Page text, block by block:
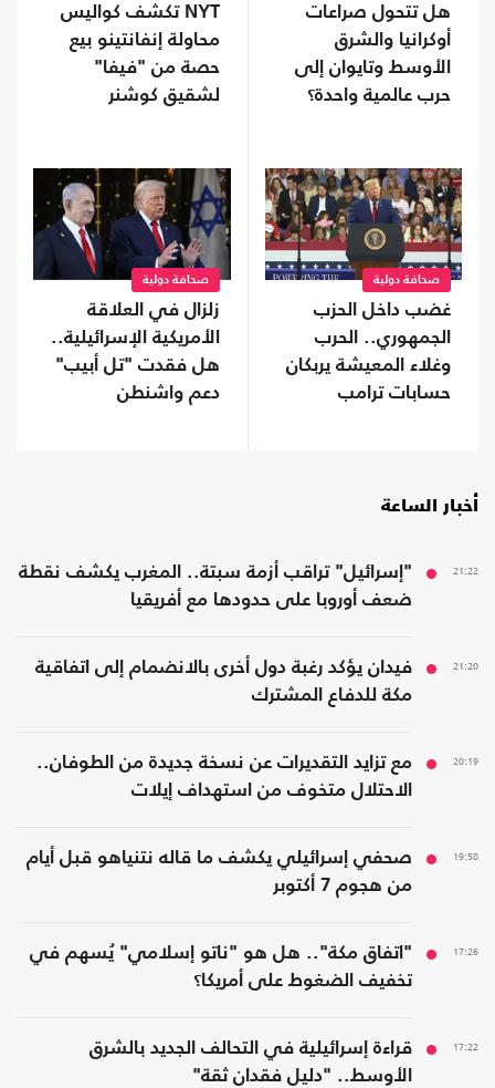
هل تتحول صراعات
أوكرانيا والشرق
الأوسط وتايوان إلى
حرب عالمية واحدة؟
NYT تكشف كواليس
محاولة إنفانتينو بيع
حصة من "فيفا"
لشقيق كوشنر
صحافة دولية
غضب داخل الحزب
الجمهوري.. الحرب
وغلاء المعيشة يربكان
حسابات ترامب
صحافة دولية
زلزال في العلاقة
الأمريكية الإسرائيلية..
هل فقدت "تل أبيب"
دعم واشنطن
أخبار الساعة
21:22
"إسرائيل" تراقب أزمة سبتة.. المغرب يكشف نقطة
ضعف أوروبا على حدودها مع أفريقيا
21:20
فيدان يؤكد رغبة دول أخرى بالانضمام إلى اتفاقية
مكة للدفاع المشترك
20:19
مع تزايد التقديرات عن نسخة جديدة من الطوفان..
الاحتلال متخوف من استهداف إيلات
19:58
صحفي إسرائيلي يكشف ما قاله نتنياهو قبل أيام
من هجوم 7 أكتوبر
17:26
"اتفاق مكة".. هل هو "ناتو إسلامي" يُسهم في
تخفيف الضغوط على أمريكا؟
17:22
قراءة إسرائيلية في التحالف الجديد بالشرق
الأوسط.. "دليل فقدان ثقة"